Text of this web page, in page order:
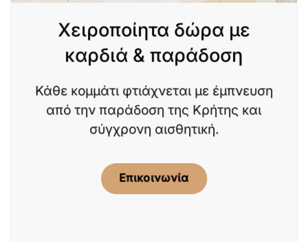
Χειροποίητα δώρα με
καρδιά & παράδοση
Κάθε κομμάτι φτιάχνεται με έμπνευση
από την παράδοση της Κρήτης και
σύγχρονη αισθητική.
Επικοινωνία